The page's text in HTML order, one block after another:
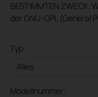
BESTIMMTEN ZWECK.
der GNU-GPL (General
Typ:
Alles
Modellnummer: